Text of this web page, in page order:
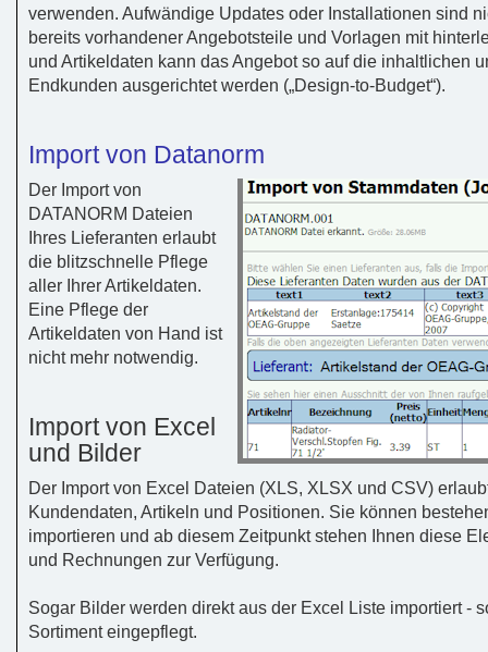
verwenden. Aufwändige Updates oder Installationen sind
bereits vorhandener Angebotsteile und Vorlagen mit
und Artikeldaten kann das Angebot so auf die inhaltlichen
Endkunden ausgerichtet werden („Design-to-Budget“).
Import von Datanorm
Der Import von
DATANORM Dateien
Ihres Lieferanten erlaubt
die blitzschnelle Pflege
aller Ihrer Artikeldaten.
Eine Pflege der
Artikeldaten von Hand ist
nicht mehr notwendig.
Import von Excel
und Bilder
Der Import von Excel Dateien (XLS, XLSX und CSV)
Kundendaten, Artikeln und Positionen. Sie können
importieren und ab diesem Zeitpunkt stehen Ihnen diese
und Rechnungen zur Verfügung.
Sogar Bilder werden direkt aus der Excel Liste importiert -
Sortiment eingepflegt.